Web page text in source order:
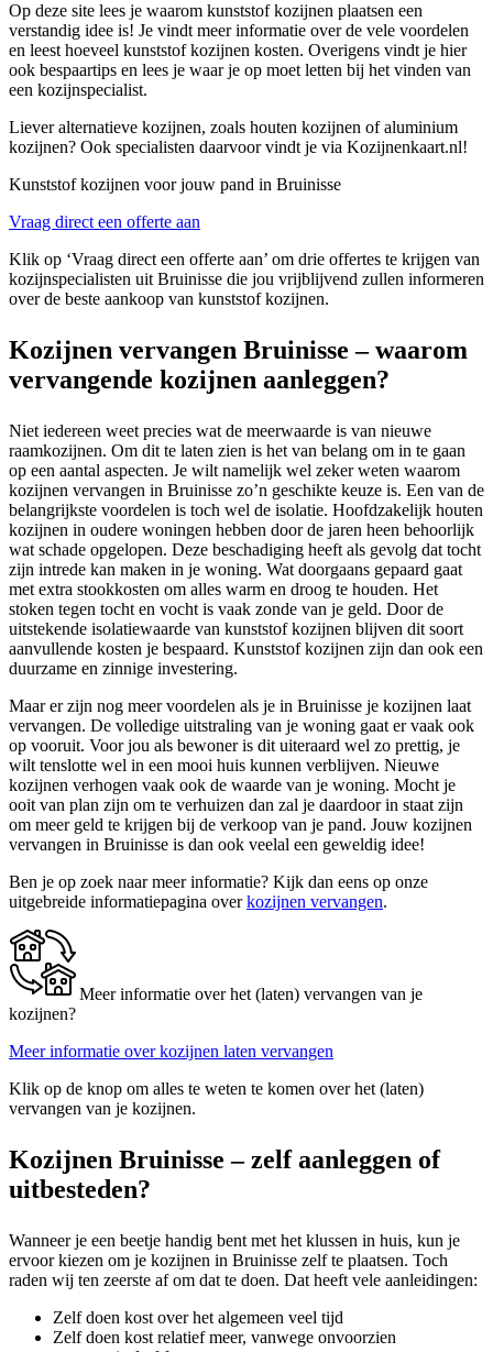
Op deze site lees je waarom kunststof kozijnen plaatsen een
verstandig idee is! Je vindt meer informatie over de vele voordelen
en leest hoeveel kunststof kozijnen kosten. Overigens vindt je hier
ook bespaartips en lees je waar je op moet letten bij het vinden van
een kozijnspecialist.
Liever alternatieve kozijnen, zoals houten kozijnen of aluminium
kozijnen? Ook specialisten daarvoor vindt je via Kozijnenkaart.nl!
Kunststof kozijnen voor jouw pand in Bruinisse
Vraag direct een offerte aan
Klik op ‘Vraag direct een offerte aan’ om drie offertes te krijgen van
kozijnspecialisten uit Bruinisse die jou vrijblijvend zullen informeren
over de beste aankoop van kunststof kozijnen.
Kozijnen vervangen Bruinisse – waarom
vervangende kozijnen aanleggen?
Niet iedereen weet precies wat de meerwaarde is van nieuwe
raamkozijnen. Om dit te laten zien is het van belang om in te gaan
op een aantal aspecten. Je wilt namelijk wel zeker weten waarom
kozijnen vervangen in Bruinisse zo’n geschikte keuze is. Een van de
belangrijkste voordelen is toch wel de isolatie. Hoofdzakelijk houten
kozijnen in oudere woningen hebben door de jaren heen behoorlijk
wat schade opgelopen. Deze beschadiging heeft als gevolg dat tocht
zijn intrede kan maken in je woning. Wat doorgaans gepaard gaat
met extra stookkosten om alles warm en droog te houden. Het
stoken tegen tocht en vocht is vaak zonde van je geld. Door de
uitstekende isolatiewaarde van kunststof kozijnen blijven dit soort
aanvullende kosten je bespaard. Kunststof kozijnen zijn dan ook een
duurzame en zinnige investering.
Maar er zijn nog meer voordelen als je in Bruinisse je kozijnen laat
vervangen. De volledige uitstraling van je woning gaat er vaak ook
op vooruit. Voor jou als bewoner is dit uiteraard wel zo prettig, je
wilt tenslotte wel in een mooi huis kunnen verblijven. Nieuwe
kozijnen verhogen vaak ook de waarde van je woning. Mocht je
ooit van plan zijn om te verhuizen dan zal je daardoor in staat zijn
om meer geld te krijgen bij de verkoop van je pand. Jouw kozijnen
vervangen in Bruinisse is dan ook veelal een geweldig idee!
Ben je op zoek naar meer informatie? Kijk dan eens op onze
uitgebreide informatiepagina overkozijnen vervangen.
Meer informatie over het (laten) vervangen van je
kozijnen?
Meer informatie over kozijnen laten vervangen
Klik op de knop om alles te weten te komen over het (laten)
vervangen van je kozijnen.
Kozijnen Bruinisse – zelf aanleggen of
uitbesteden?
Wanneer je een beetje handig bent met het klussen in huis, kun je
ervoor kiezen om je kozijnen in Bruinisse zelf te plaatsen. Toch
raden wij ten zeerste af om dat te doen. Dat heeft vele aanleidingen:
Zelf doen kost over het algemeen veel tijd
Zelf doen kost relatief meer, vanwege onvoorzien